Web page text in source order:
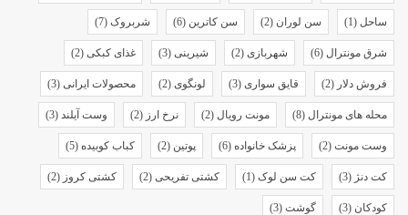
ساحل (1) سن لوران (2) سن کاترین (6) شربروک (7)
شرق مونترال (6) شهربازی (2) شیرینی (3) غذای کبکی (2)
فروش دلار (2) قایق سواری (3) لونگوی (2) محصولات ایرانی (3)
محله های مونترال (8) مونت رویال (2) نرخ ارز (2) وست آیلند (3)
وست مونت (2) پزشک خانواده (6) پوتین (2) کباب کوبیده (5)
کت دنژ (3) کت سن لوک (1) کشتی تفریحی (2) کشتی کروز (2)
کودکان (3) گوشت (3)